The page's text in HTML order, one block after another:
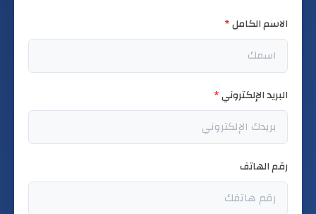
الاسم الكامل*
البريد الإلكتروني*
رقم الهاتف